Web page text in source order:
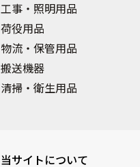
工事・照明用品
荷役用品
物流・保管用品
搬送機器
清掃・衛生用品
当サイトについて